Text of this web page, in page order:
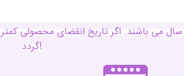
می باشند. اگر تاریخ انقضای محصولی
گردد!